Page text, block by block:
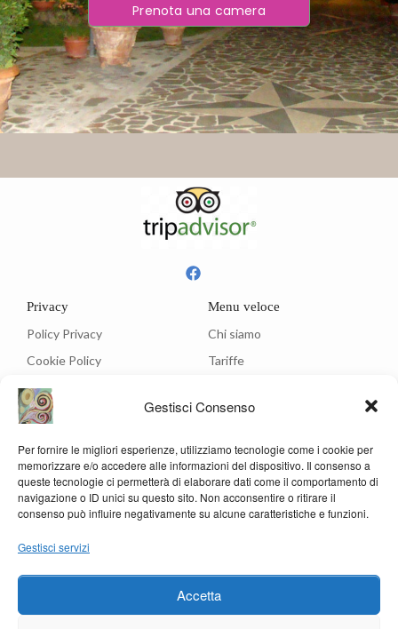
Gestisci Consenso
Per fornire le migliori esperienze, utilizziamo tecnologie come i cookie per
memorizzare e/o accedere alle informazioni del dispositivo. Il consenso a
queste tecnologie ci permetterà di elaborare dati come il comportamento di
navigazione o ID unici su questo sito. Non acconsentire o ritirare il
consenso può influire negativamente su alcune caratteristiche e funzioni.
Gestisci servizi
Accetta
Prenota una camera
Privacy
Policy Privacy
Cookie Policy
Menu veloce
Chi siamo
Tariffe
Menù
Contatti
Via C.A. Dalla Chiesa, 3 - 05012 Attigliano (Terni)
info@hotelrosanna.com